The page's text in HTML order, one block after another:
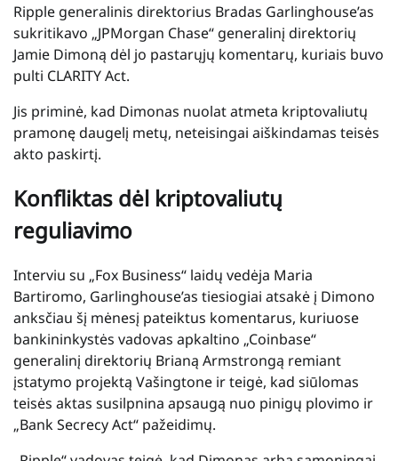
Ripple generalinis direktorius Bradas Garlinghouse’as
sukritikavo „JPMorgan Chase“ generalinį direktorių
Jamie Dimoną dėl jo pastarųjų komentarų, kuriais buvo
pulti CLARITY Act.
Jis priminė, kad Dimonas nuolat atmeta kriptovaliutų
pramonę daugelį metų, neteisingai aiškindamas teisės
akto paskirtį.
Konfliktas dėl kriptovaliutų
reguliavimo
Interviu su „Fox Business“ laidų vedėja Maria
Bartiromo, Garlinghouse’as tiesiogiai atsakė į Dimono
anksčiau šį mėnesį pateiktus komentarus, kuriuose
bankininkystės vadovas apkaltino „Coinbase“
generalinį direktorių Brianą Armstrongą remiant
įstatymo projektą Vašingtone ir teigė, kad siūlomas
teisės aktas susilpnina apsaugą nuo pinigų plovimo ir
„Bank Secrecy Act“ pažeidimų.